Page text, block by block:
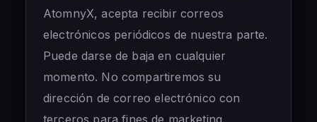
AtomnyX, acepta recibir correos
electrónicos periódicos de nuestra parte.
Puede darse de baja en cualquier
momento. No compartiremos su
dirección de correo electrónico con
terceros para fines de marketing.